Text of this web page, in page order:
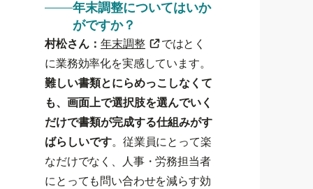
年末調整についてはいか
がですか？
村松さん： 年末調整
ではとく
に業務効率化を実感しています。
難しい書類とにらめっこしなくて
も、画面上で選択肢を選んでいく
だけで書類が完成する仕組みがす
ばらしいです。従業員にとって楽
なだけでなく、人事・労務担当者
にとっても問い合わせを減らす効